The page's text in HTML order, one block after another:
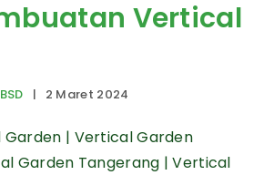
Vertical
| 2 Maret 2024
Garden | Vertical Garden
Garden Tangerang | Vertical